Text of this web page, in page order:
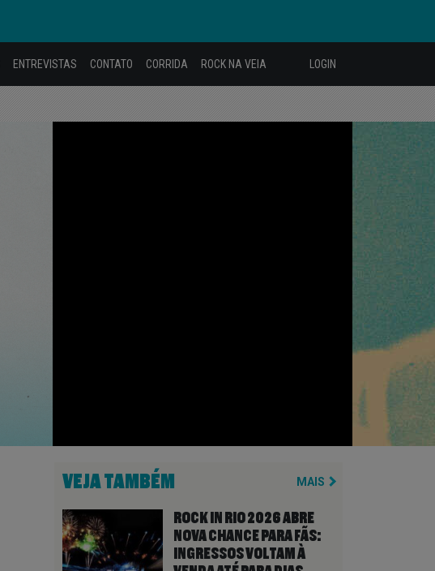
ENTREVISTAS CONTATO CORRIDA ROCK NA VEIA LOGIN
VEJA TAMBÉM MAIS
ROCK IN RIO 2026 ABRE
NOVA CHANCE PARA FÃS:
INGRESSOS VOLTAM À